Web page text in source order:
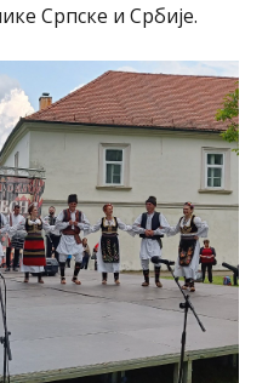
Српске и Србије.